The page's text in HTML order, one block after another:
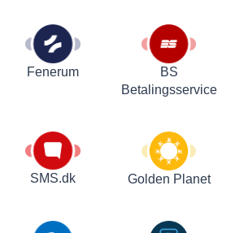
Fenerum
BS
Betalingsservice
SMS.dk Golden Planet